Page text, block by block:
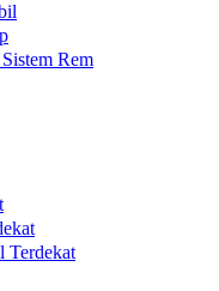
Rem
Terdekat